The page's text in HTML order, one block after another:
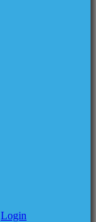
Login